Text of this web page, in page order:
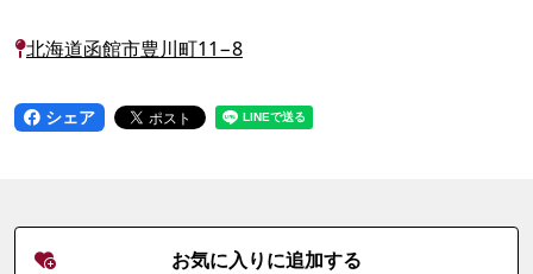
北海道函館市豊川町11−8
シェア
お気に入りに追加する